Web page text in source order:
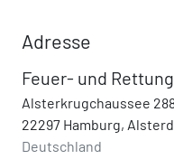
Adresse
Feuer- und
Alsterkrugchaussee
22297 Hamburg,
Deutschland